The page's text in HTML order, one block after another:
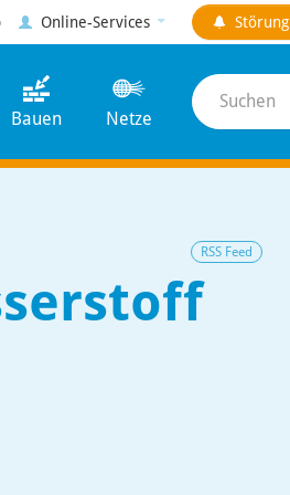
Online-Services Störung
Bauen Netze
Suchen
RSS Feed